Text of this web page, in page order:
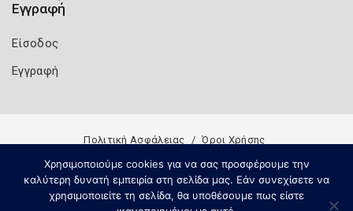
Εγγραφή
Είσοδος
Εγγραφή
Πολιτική Ασφάλειας Όροι Χρήσης
Χρησιμοποιούμε cookies για να σας προσφέρουμε την
καλύτερη δυνατή εμπειρία στη σελίδα μας. Εάν συνεχίσετε να
χρησιμοποιείτε τη σελίδα, θα υποθέσουμε πως είστε
Copyright 2026 Knowledge A.E.